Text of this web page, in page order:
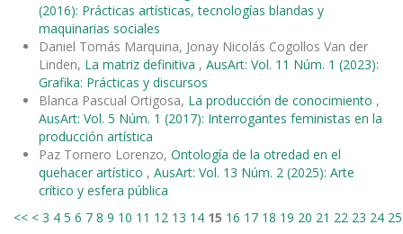
(2016): Prácticas artísticas, tecnologías blandas y
maquinarias sociales
Daniel Tomás Marquina, Jonay Nicolás Cogollos Van der
Linden, La matriz definitiva , AusArt: Vol. 11 Núm. 1 (2023):
Grafika: Prácticas y discursos
Blanca Pascual Ortigosa, La producción de conocimiento ,
AusArt: Vol. 5 Núm. 1 (2017): Interrogantes feministas en la
producción artística
Paz Tornero Lorenzo, Ontología de la otredad en el
quehacer artístico , AusArt: Vol. 13 Núm. 2 (2025): Arte
crítico y esfera pública
<< < 3 4 5 6 7 8 9 10 11 12 13 14 15 16 17 18 19 20 21 22 23 24 25